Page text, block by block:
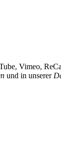
Vimeo,
und in unserer